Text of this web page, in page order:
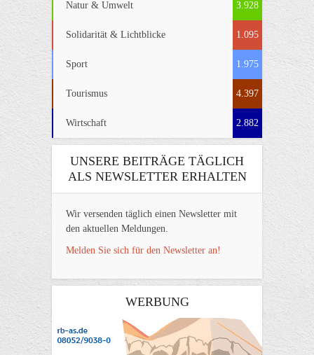
Natur & Umwelt 3.928
Solidarität & Lichtblicke 1.095
Sport 1.975
Tourismus 4.397
Wirtschaft 2.882
UNSERE BEITRÄGE TÄGLICH
ALS NEWSLETTER ERHALTEN
Wir versenden täglich einen Newsletter mit
den aktuellen Meldungen.
Melden Sie sich für den Newsletter an!
WERBUNG